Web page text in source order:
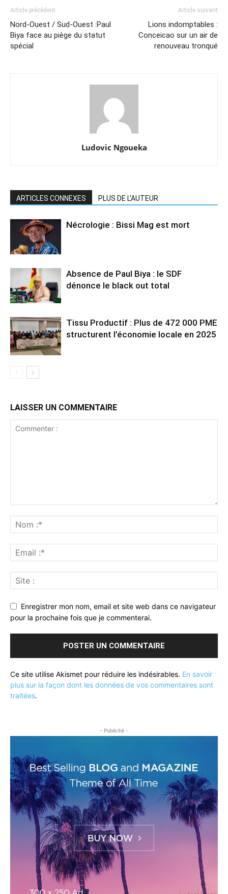
Article précédent
Nord-Ouest / Sud-Ouest :Paul
Biya face au piège du statut
spécial
Article suivant
Lions indomptables :
Conceicao sur un air de
renouveau tronqué
Ludovic Ngoueka
ARTICLES CONNEXES PLUS DE L'AUTEUR
Nécrologie : Bissi Mag est mort
Absence de Paul Biya : le SDF
dénonce le black out total
Tissu Productif : Plus de 472 000 PME
structurent l’économie locale en 2025
LAISSER UN COMMENTAIRE
Enregistrer mon nom, email et site web dans ce navigateur
pour la prochaine fois que je commenterai.
Ce site utilise Akismet pour réduire les indésirables. En savoir
plus sur la façon dont les données de vos commentaires sont
traitées.
- Publicité -